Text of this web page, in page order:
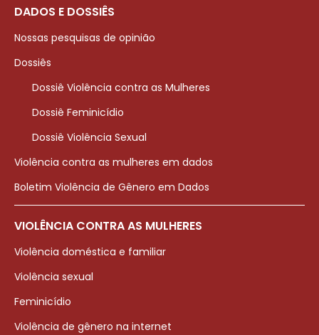
DADOS E DOSSIÊS
Nossas pesquisas de opinião
Dossiês
Dossiê Violência contra as Mulheres
Dossiê Feminicídio
Dossiê Violência Sexual
Violência contra as mulheres em dados
Boletim Violência de Gênero em Dados
VIOLÊNCIA CONTRA AS MULHERES
Violência doméstica e familiar
Violência sexual
Feminicídio
Violência de gênero na internet